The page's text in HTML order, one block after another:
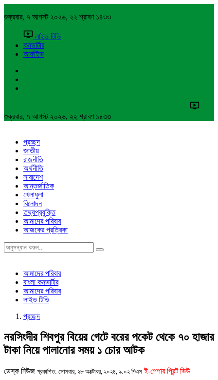
শুক্রবার, ৭ আগস্ট ২০২৬, ২২ শ্রাবণ ১৪৩৩
লাইভ টিভি
কনভার্টার
আর্কাইভ
শুক্রবার, ৭ আগস্ট ২০২৬, ২২ শ্রাবণ ১৪৩৩
প্রচ্ছদ
জাতীয়
রাজনীতি
অর্থনীতি
সারাদেশ
আন্তর্জাতিক
খেলাধুলা
বিনোদন
তথ্যপ্রযুক্তি
আমাদের পরিবার
আজকের প্রত্রিকা
আমাদের পরিবার
বাংলা কনভার্টার
আমাদের পরিবার
লাইভ টিভি
প্রচ্ছদ
নরসিংদীর শিবপুর বিয়ের গেটে বরের পকেট থেকে ৭০ হাজার
টাকা নিয়ে পালানোর সময় ১ চোর আটক
ডেস্ক নিউজ প্রকাশিত: সোমবার, ২৮ অক্টোবর, ২০২৪, ৯:০২ পিএম ই-পেপার প্রিন্ট ভিউ